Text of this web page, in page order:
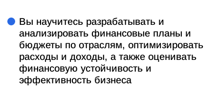
Вы научитесь разрабатывать и
анализировать финансовые планы и
бюджеты по отраслям, оптимизировать
расходы и доходы, а также оценивать
финансовую устойчивость и
эффективность бизнеса